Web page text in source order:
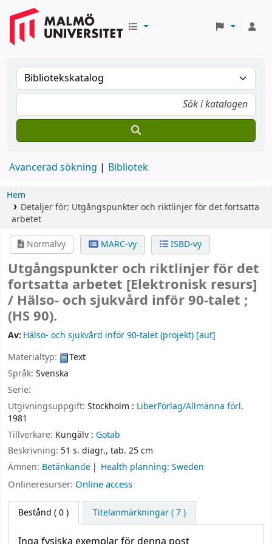
Avancerad sökning Bibliotek
Hem
Detaljer för: Utgångspunkter och riktlinjer för det fortsatta
arbetet
Normalvy
MARC-vy ISBD-vy
Utgångspunkter och riktlinjer för det
fortsatta arbetet [Elektronisk resurs]
/ Hälso- och sjukvård inför 90-talet ;
(HS 90).
Av: Hälso- och sjukvård inför 90-talet (projekt) [aut]
Materialtyp:
Text
Språk: Svenska
Serie:
Utgivningsuppgift: Stockholm : LiberFörlag/Allmänna förl.
1981
Tillverkare: Kungälv : Gotab
Beskrivning: 51 s. diagr., tab. 25 cm
Ämnen: Betänkande Health planning: Sweden
Onlineresurser: Online access
Bestånd ( 0 ) Titelanmärkningar ( 7 )